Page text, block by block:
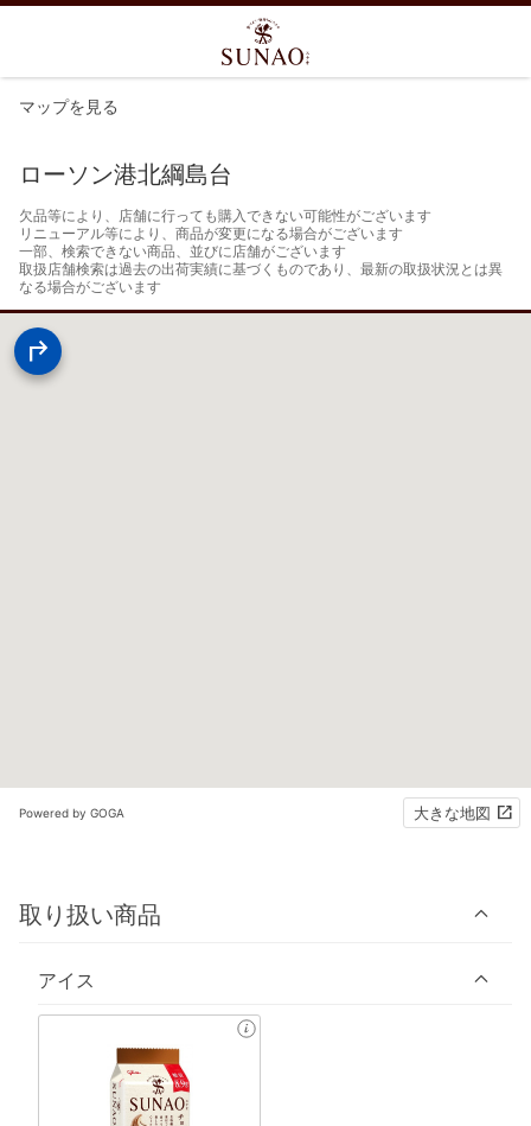
マップを見る
ローソン港北綱島台
欠品等により、店舗に行っても購入できない可能性がございます
リニューアル等により、商品が変更になる場合がございます
一部、検索できない商品、並びに店舗がございます
取扱店舗検索は過去の出荷実績に基づくものであり、最新の取扱状況とは異
なる場合がございます
Powered by GOGA 大きな地図
取り扱い商品
アイス